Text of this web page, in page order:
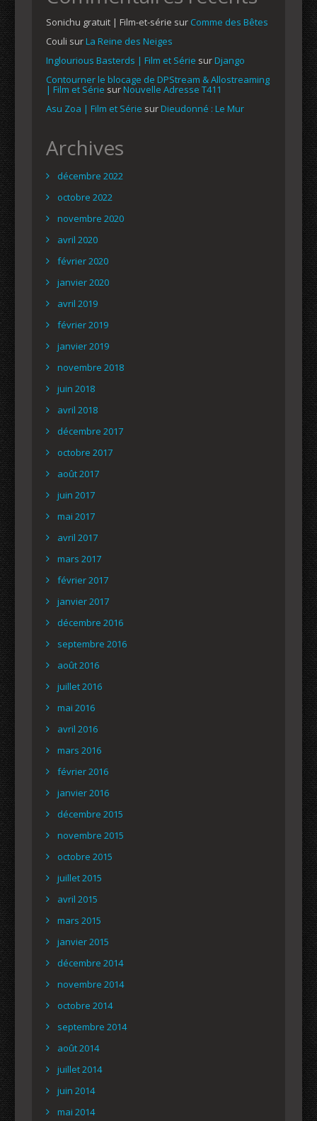
Sonichu gratuit | Film-et-série sur Comme des Bêtes
Couli surLa Reine des Neiges
Inglourious Basterds | Film et Série surDjango
Contourner le blocage de DPStream & Allostreaming
| Film et Série surNouvelle Adresse T411
Asu Zoa | Film et Série surDieudonné : Le Mur
Archives
décembre 2022
octobre 2022
novembre 2020
avril 2020
février 2020
janvier 2020
avril 2019
février 2019
janvier 2019
novembre 2018
juin 2018
avril 2018
décembre 2017
octobre 2017
août 2017
juin 2017
mai 2017
avril 2017
mars 2017
février 2017
janvier 2017
décembre 2016
septembre 2016
août 2016
juillet 2016
mai 2016
avril 2016
mars 2016
février 2016
janvier 2016
décembre 2015
novembre 2015
octobre 2015
juillet 2015
avril 2015
mars 2015
janvier 2015
décembre 2014
novembre 2014
octobre 2014
septembre 2014
août 2014
juillet 2014
juin 2014
mai 2014